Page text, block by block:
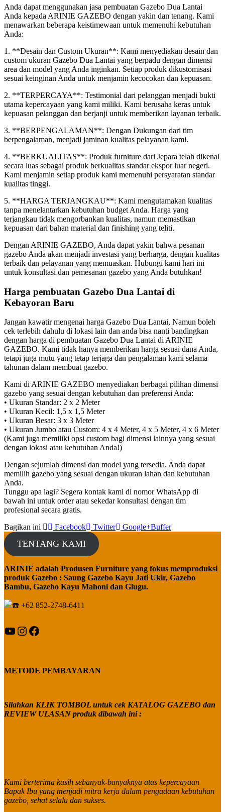
Anda dapat menggunakan jasa pembuatan Gazebo Dua Lantai
Anda kepada ARINIE GAZEBO dengan yakin dan tenang. Kami
menawarkan beberapa keistimewaan untuk memenuhi kebutuhan
Anda:
1. **Desain dan Custom Ukuran**: Kami menyediakan desain dan
custom ukuran Gazebo Dua Lantai yang berpadu dengan dimensi
area dan model yang Anda inginkan. Setiap produk dikustomisasi
sesuai keinginan Anda untuk menjamin kecocokan dan kepuasan.
2. **TERPERCAYA**: Testimonial dari pelanggan menjadi bukti
utama kepercayaan yang kami miliki. Kami berusaha keras untuk
kepuasan pelanggan dan berjanji untuk memberikan layanan terbaik.
3. **BERPENGALAMAN**: Dengan Dukungan dari tim
berpengalaman, menjadi jaminan kualitas pelayanan kami.
4. **BERKUALITAS**: Produk furniture dari Jepara telah dikenal
secara luas sebagai produk berkualitas standar ekspor luar negeri.
Kami menjamin setiap produk kami memenuhi persyaratan standar
kualitas tinggi.
5. **HARGA TERJANGKAU**: Kami mengutamakan kualitas
tanpa menelantarkan kebutuhan budget Anda. Harga yang
terjangkau tidak mengorbankan kualitas, namun memastikan
kepuasan dari bahan material dan finishing yang teliti.
Dengan ARINIE GAZEBO, Anda dapat yakin bahwa pesanan
gazebo Anda akan menjadi investasi yang berharga, dengan kualitas
terbaik dan pelayanan yang memuaskan. Hubungi kami hari ini
untuk konsultasi dan pemesanan gazebo yang Anda butuhkan!
Harga pembuatan Gazebo Dua Lantai di
Kebayoran Baru
Jangan kawatir mengenai harga Gazebo Dua Lantai, Namun boleh
cek terlebih dahulu di lokasi lain dan anda bisa nanti bandingkan
dengan harga di pembuatan Gazebo Dua Lantai di ARINIE
GAZEBO. Kami tidak hanya memberikan harga sesuai dana Anda,
tetapi juga mutu yang tetap terjaga dan pengalaman kami selama
tahunan dalam membuat gazebo.
Kami di ARINIE GAZEBO menyediakan berbagai pilihan dimensi
gazebo yang sesuai dengan kebutuhan dan preferensi Anda:
• Ukuran Standar: 2 x 2 Meter
• Ukuran Kecil: 1,5 x 1,5 Meter
• Ukuran Besar: 3 x 3 Meter
• Ukuran Jumbo atau Custom: 4 x 4 Meter, 4 x 5 Meter, 4 x 6 Meter
(Kami juga memiliki opsi custom bagi dimensi lainnya yang sesuai
dengan lokasi atau kebutuhan Anda!)
Dengan sejumlah dimensi dan model yang tersedia, Anda dapat
memilih gazebo yang sesuai dengan ukuran lahan dan kebutuhan
Anda.
Tunggu apa lagi? Segera kontak kami di nomor WhatsApp di
bawah ini untuk order atau sekedar konsultasi dengan tim
profesional secara gratis.
Bagikan ini
Facebook Twitter Google+Buffer
TENTANG KAMI
ARINIE adalah Produsen Furniture yang fokus memproduksi
produk Gazebo : Saung Gazebo Kayu Jati Ukir, Gazebo
Bambu, Gazebo Kayu Mahoni dan Glugu.
+62 852-2748-6411
YouTube
Instagram
Facebook
METODE PEMBAYARAN
Silahkan KLIK TOMBOL untuk cek KATALOG GAZEBO dan
REVIEW ULASAN produk dibawah ini :
Kami berterima kasih sebanyak-banyaknya atas kepercayaan
Bapak Ibu yang menjadi mitra kerja dalam pengadaan kebutuhan
gazebo, sehat selalu dan sukses.